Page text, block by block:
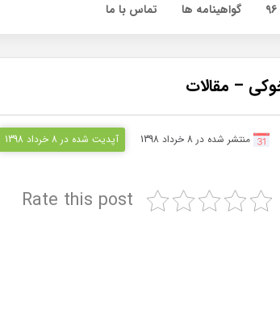
گواهینامه ها تماس با ما
منتشر شده در 8 خرداد 1398 آپدیت شده در 8 خرداد 1398
Rate this post